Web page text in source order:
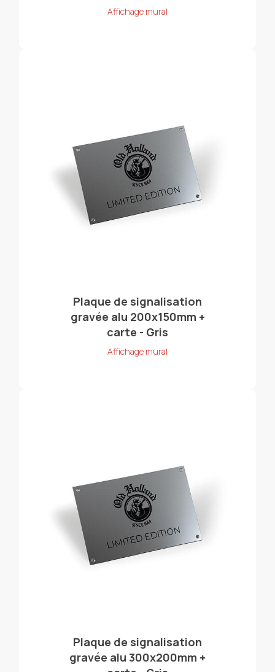
Affichage mural
Plaque de signalisation
gravée alu 200x150mm +
carte - Gris
Affichage mural
Plaque de signalisation
gravée alu 300x200mm +